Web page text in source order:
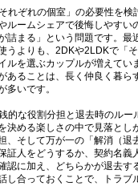
れぞれの個室」の必要性を検
ルームシェアで後悔しやすい
詰まる」という問題です。最
うよりも、2DKや2LDKで「
ルを選ぶカップルが増えてい
あることは、長く仲良く暮ら
多いです。
的な役割分担と退去時のルー
決める楽しさの中で見落とし
、そして万が一の「解消（退
証人をどうするか、契約名義
認に加え、どちらかが退去す
し合っておくことで、トラブ